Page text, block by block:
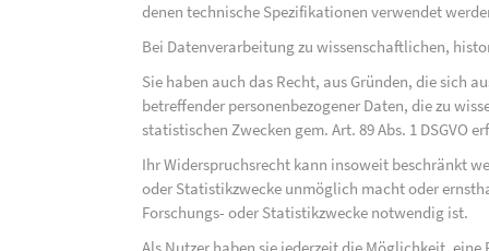
denen technische Spezifikationen verwendet
Bei Datenverarbeitung zu wissenschaftlichen,
Sie haben auch das Recht, aus Gründen, die sich
betreffender personenbezogener Daten, die zu
statistischen Zwecken gem. Art. 89 Abs. 1 DSGVO
Ihr Widerspruchsrecht kann insoweit beschränkt
oder Statistikzwecke unmöglich macht oder
Forschungs- oder Statistikzwecke notwendig ist.